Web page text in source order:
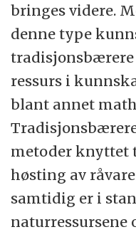
bringes videre.
denne type
ressurs i
blant annet
metoder knyttet
høsting av
samtidig er i
naturressursene